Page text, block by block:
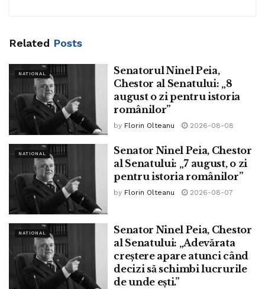
Related Posts
NATIONAL
Senatorul Ninel Peia,
Chestor al Senatului: „8
august o zi pentru istoria
românilor”
by Florin Olteanu 2026-08-08
NATIONAL
Senator Ninel Peia, Chestor
al Senatului: „7 august, o zi
pentru istoria românilor”
by Florin Olteanu 2026-08-07
NATIONAL
Senator Ninel Peia, Chestor
al Senatului: „Adevărata
creștere apare atunci când
decizi să schimbi lucrurile
de unde ești.”